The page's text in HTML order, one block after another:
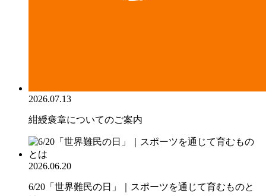
2026.07.13
紺綬褒章についてのご案内
2026.06.20
6/20「世界難民の日」｜スポーツを通じて育むものと